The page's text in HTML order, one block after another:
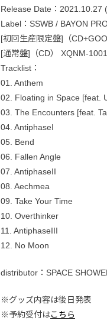
Release Date：2021.10.27
Label：SSWB / BAYON
[初回生産限定盤]（
[通常盤]（CD） XQNM-
Tracklist：
01. Anthem
02. Floating in Space [feat.
03. The Encounters [feat.
04. AntiphaseI
05. Bend
06. Fallen Angle
07. AntiphaseII
08. Aechmea
09. Take Your Time
10. Overthinker
11. AntiphaseIII
12. No Moon
distributor：SPACE
※グッズ内容は後日発表
※予約受付はこちら